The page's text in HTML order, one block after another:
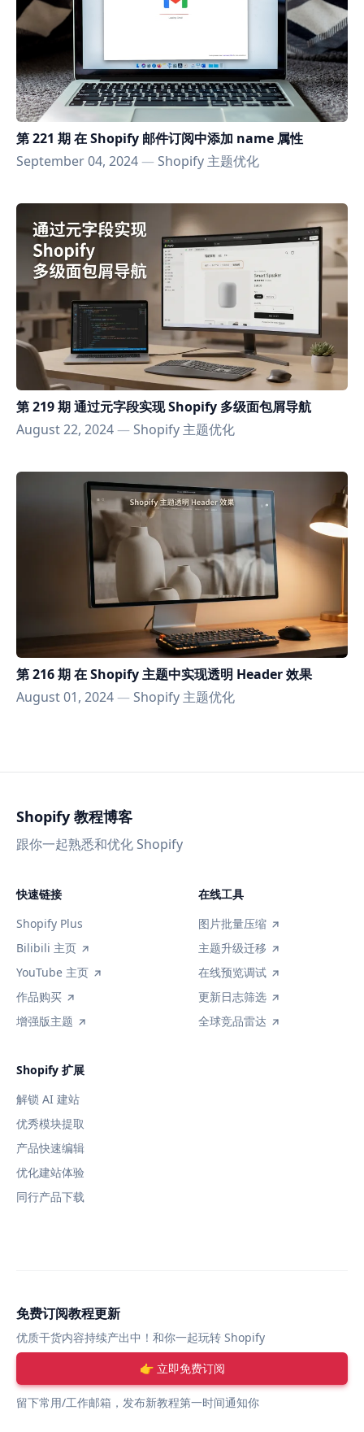
第 221 期 在 Shopify 邮件订阅中添加 name 属性
September 04, 2024—Shopify 主题优化
第 219 期 通过元字段实现 Shopify 多级面包屑导航
August 22, 2024—Shopify 主题优化
第 216 期 在 Shopify 主题中实现透明 Header 效果
August 01, 2024—Shopify 主题优化
Shopify 教程博客
跟你一起熟悉和优化 Shopify
快速链接
Shopify Plus
Bilibili 主页
YouTube 主页
作品购买
增强版主题
在线工具
图片批量压缩
主题升级迁移
在线预览调试
更新日志筛选
全球竞品雷达
Shopify 扩展
解锁 AI 建站
优秀模块提取
产品快速编辑
优化建站体验
同行产品下载
免费订阅教程更新
优质干货内容持续产出中！和你一起玩转 Shopify
👉 立即免费订阅
留下常用/工作邮箱，发布新教程第一时间通知你